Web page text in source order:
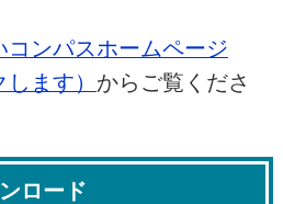
コンパスホームページ
ます） からご覧くださ
ロード